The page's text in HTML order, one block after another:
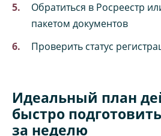
Обратиться в Росреестр
пакетом документов
Проверить статус
Идеальный план
быстро
за неделю